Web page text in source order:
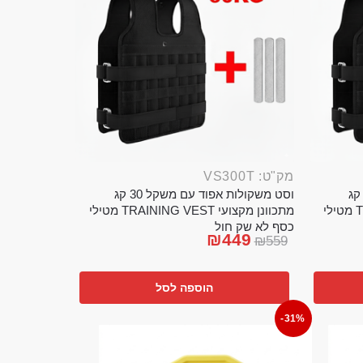
וסט משקולות אפוד עם משקל 20 קג
מתכוונן מקצועי TRAINING VEST מטילי
מק"ט: VS300T
וסט משקולות אפוד עם משקל 30 קג
מתכוונן מקצועי TRAINING VEST מטילי
כסף לא שק חול
₪559
₪449
הוספה לסל
-31%